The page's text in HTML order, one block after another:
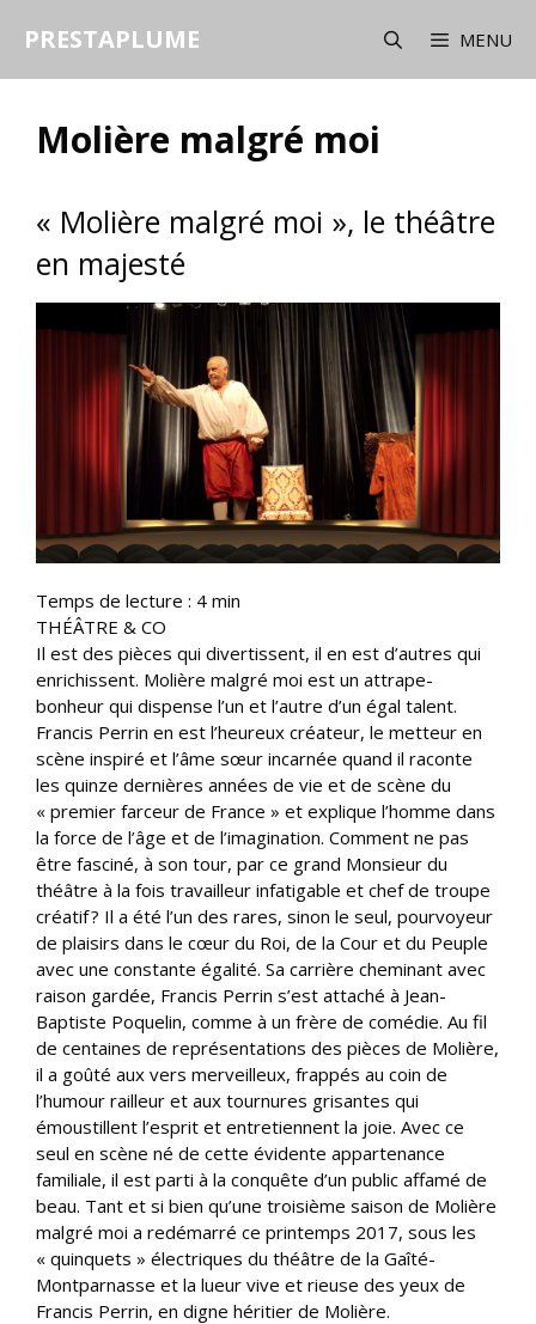
PRESTAPLUME MENU
Molière malgré moi
« Molière malgré moi », le théâtre
en majesté
Temps de lecture : 4 min
THÉÂTRE & CO
Il est des pièces qui divertissent, il en est d’autres qui
enrichissent. Molière malgré moi est un attrape-
bonheur qui dispense l’un et l’autre d’un égal talent.
Francis Perrin en est l’heureux créateur, le metteur en
scène inspiré et l’âme sœur incarnée quand il raconte
les quinze dernières années de vie et de scène du
« premier farceur de France » et explique l’homme dans
la force de l’âge et de l’imagination. Comment ne pas
être fasciné, à son tour, par ce grand Monsieur du
théâtre à la fois travailleur infatigable et chef de troupe
créatif ? Il a été l’un des rares, sinon le seul, pourvoyeur
de plaisirs dans le cœur du Roi, de la Cour et du Peuple
avec une constante égalité. Sa carrière cheminant avec
raison gardée, Francis Perrin s’est attaché à Jean-
Baptiste Poquelin, comme à un frère de comédie. Au fil
de centaines de représentations des pièces de Molière,
il a goûté aux vers merveilleux, frappés au coin de
l’humour railleur et aux tournures grisantes qui
émoustillent l’esprit et entretiennent la joie. Avec ce
seul en scène né de cette évidente appartenance
familiale, il est parti à la conquête d’un public affamé de
beau. Tant et si bien qu’une troisième saison de Molière
malgré moi a redémarré ce printemps 2017, sous les
« quinquets » électriques du théâtre de la Gaîté-
Montparnasse et la lueur vive et rieuse des yeux de
Francis Perrin, en digne héritier de Molière.